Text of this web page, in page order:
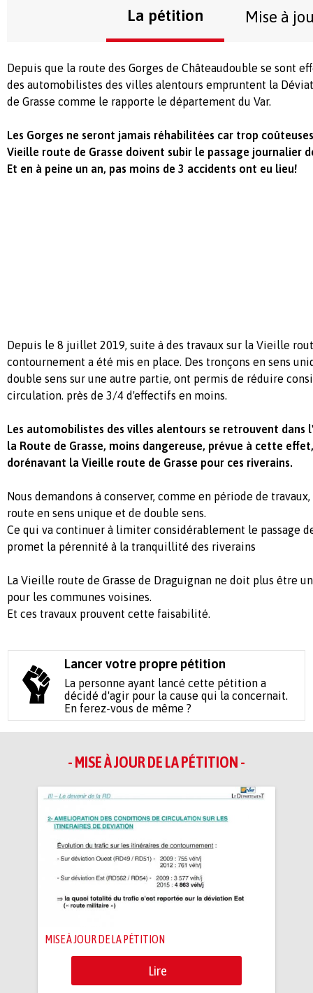
La pétition Mise à
Depuis que la route des Gorges de Châteaudouble se sont
des automobilistes des villes alentours empruntent la
de Grasse comme le rapporte le département du Var.
Les Gorges ne seront jamais réhabilitées car trop
Vieille route de Grasse doivent subir le passage journalier
Et en à peine un an, pas moins de 3 accidents ont eu lieu!
Depuis le 8 juillet 2019, suite à des travaux sur la Vieille
contournement a été mis en place. Des tronçons en sens
double sens sur une autre partie, ont permis de réduire
circulation. près de 3/4 d'effectifs en moins.
Les automobilistes des villes alentours se retrouvent dans
la Route de Grasse, moins dangereuse, prévue à cette
dorénavant la Vieille route de Grasse pour ces riverains.
Nous demandons à conserver, comme en période de
route en sens unique et de double sens.
Ce qui va continuer à limiter considérablement le passage
promet la pérennité à la tranquillité des riverains
La Vieille route de Grasse de Draguignan ne doit plus être
pour les communes voisines.
Et ces travaux prouvent cette faisabilité.
Lancer votre propre pétition
La personne ayant lancé cette pétition a
décidé d'agir pour la cause qui la concernait.
En ferez-vous de même ?
- MISE À JOUR DE LA PÉTITION -
MISE À JOUR DE LA PÉTITION
Lire